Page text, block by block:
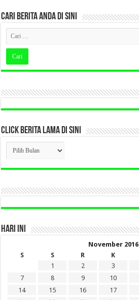
CARI BERITA ANDA DI SINI
CLICK BERITA LAMA DI SINI
CLICK
BERITA
LAMA
DI
HARI INI
November 2016
S
S R K
1
2 3
7
8 9 10
14
15 16 17